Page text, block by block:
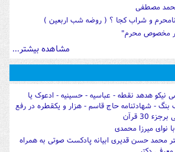
محمد مصطفی
نامحرم و شراب کجا ؟ ( روضه شب اربعین )
مخصوص محرم"
مشاهده بیشتر...
نیکو هدهد نقطه - عباسیه - حسینیه - ادعوک یا
بنگ - شهادتنامه حاج قاسم - هزار و یکقطره در رفع
30 قرآن
میرزا محمدی
محمد حسن قدیری ابیانه پادکست صوتی به همراه